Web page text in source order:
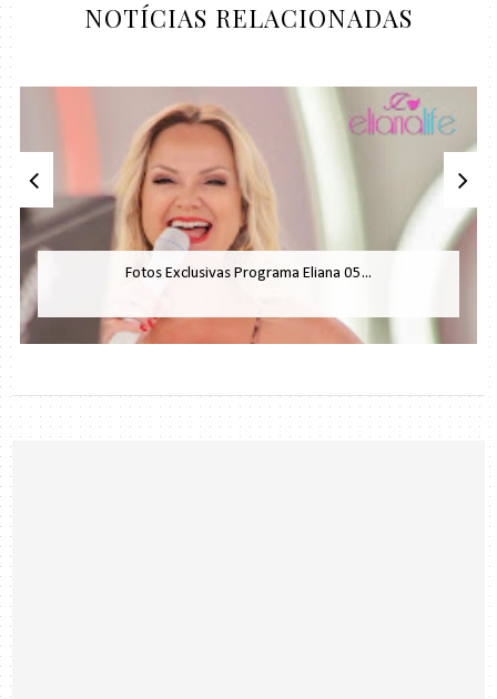
NOTÍCIAS RELACIONADAS
Fotos Exclusivas Programa Eliana 05...